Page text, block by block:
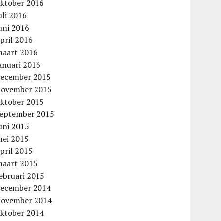
2016
2016
2016
2016
2016
2016
2015
2015
2015
2015
2015
2015
2015
2015
2015
2014
2014
2014